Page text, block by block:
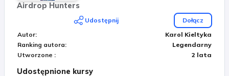
Airdrop Hunters
Udostępnij
Dołącz
Autor:
Karol Kieltyka
Ranking autora:
Legendarny
Utworzone : 2 lata
Udostępnione kursy